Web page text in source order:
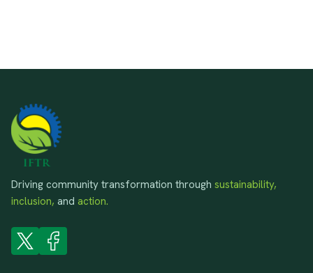
Driving community transformation through sustainability,
inclusion, and action.